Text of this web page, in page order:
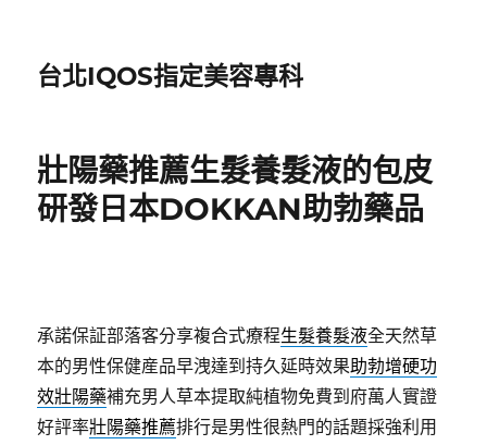
台北IQOS指定美容專科
壯陽藥推薦生髮養髮液的包皮
研發日本DOKKAN助勃藥品
承諾保証部落客分享複合式療程生髮養髮液全天然草
本的男性保健産品早洩達到持久延時效果助勃增硬功
效壯陽藥補充男人草本提取純植物免費到府萬人實證
好評率壯陽藥推薦排行是男性很熱門的話題採強利用